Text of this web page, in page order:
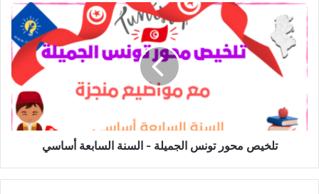
تلخيص
محور
تونس
الجميلة
-
السابعة
أساسي
تلخيص محور تونس الجميلة - السنة السابعة أساسي